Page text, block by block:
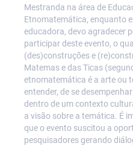
Mestranda na área de
Etnomatemática, enquanto
educadora, devo agradecer
participar deste evento, o
(des)construções e
Matemas e das Ticas
etnomatemática é a arte ou
entender, de se
dentro de um contexto
a visão sobre a temática. É
que o evento suscitou a
pesquisadores gerando